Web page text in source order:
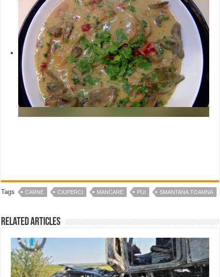
Tags CARNE CIUPERCI MANCARE PUI SMANTANA.TOAMNA
Related Articles